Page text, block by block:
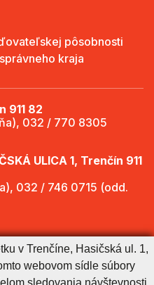
pôsobnosti
kraja
911 82
032 / 770 8305
ULICA 1, Trenčín 911
032 / 746 0715 (odd.
v Trenčíne, Hasičská ul. 1,
webovom sídle súbory
sledovania návštevnosti